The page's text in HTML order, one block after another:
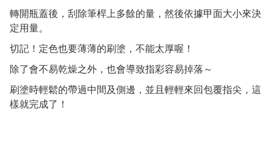
轉開瓶蓋後，刮除筆桿上多餘的量，然後依據甲面大小來決
定用量。
切記！定色也要薄薄的刷塗，不能太厚喔！
除了會不易乾燥之外，也會導致指彩容易掉落～
刷塗時輕鬆的帶過中間及側邊，並且輕輕來回包覆指尖，這
樣就完成了！